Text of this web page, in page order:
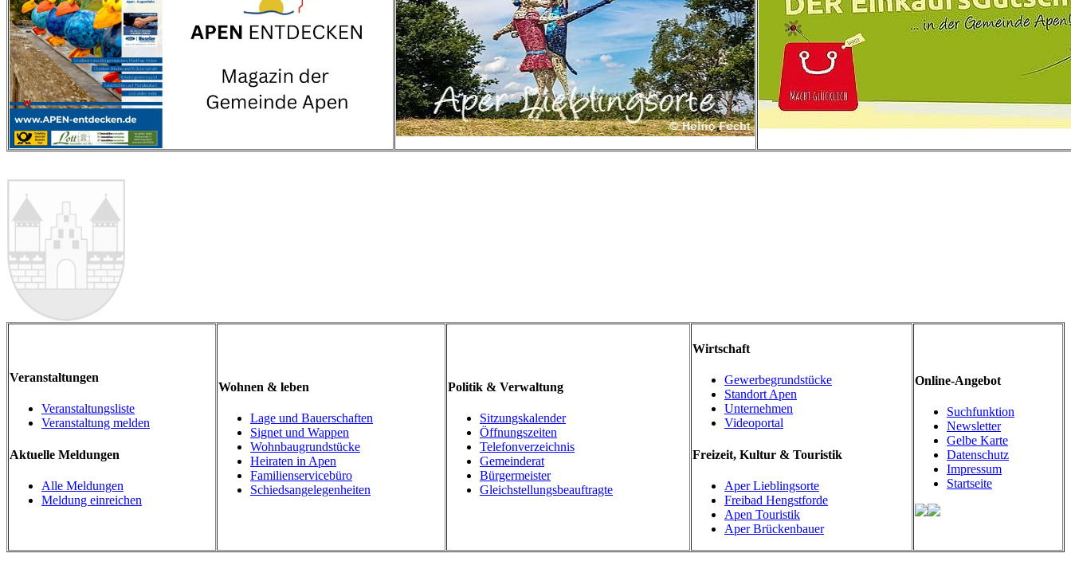
Veranstaltungen
Veranstaltungsliste
Veranstaltung melden
Aktuelle Meldungen
Alle Meldungen
Meldung einreichen
Wohnen & leben
Lage und Bauerschaften
Signet und Wappen
Wohnbaugrundstücke
Heiraten in Apen
Familienservicebüro
Schiedsangelegenheiten
Politik & Verwaltung
Sitzungskalender
Öffnungszeiten
Telefonverzeichnis
Gemeinderat
Bürgermeister
Gleichstellungsbeauftragte
Wirtschaft
Gewerbegrundstücke
Standort Apen
Unternehmen
Videoportal
Freizeit, Kultur & Touristik
Aper Lieblingsorte
Freibad Hengstforde
Apen Touristik
Aper Brückenbauer
Online-Angebot
Suchfunktion
Newsletter
Gelbe Karte
Datenschutz
Impressum
Startseite